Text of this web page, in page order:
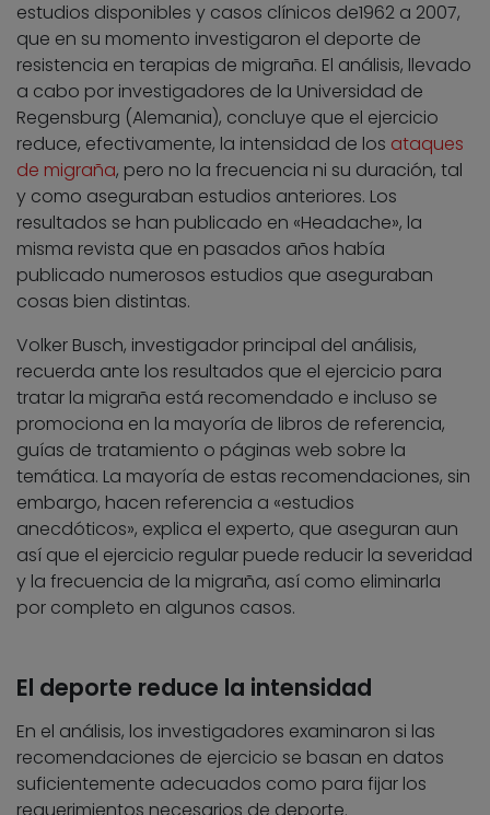
estudios disponibles y casos clínicos de1962 a 2007,
que en su momento investigaron el deporte de
resistencia en terapias de migraña. El análisis, llevado
a cabo por investigadores de la Universidad de
Regensburg (Alemania), concluye que el ejercicio
reduce, efectivamente, la intensidad de los ataques
de migraña, pero no la frecuencia ni su duración, tal
y como aseguraban estudios anteriores. Los
resultados se han publicado en «Headache», la
misma revista que en pasados años había
publicado numerosos estudios que aseguraban
cosas bien distintas.
Volker Busch, investigador principal del análisis,
recuerda ante los resultados que el ejercicio para
tratar la migraña está recomendado e incluso se
promociona en la mayoría de libros de referencia,
guías de tratamiento o páginas web sobre la
temática. La mayoría de estas recomendaciones, sin
embargo, hacen referencia a «estudios
anecdóticos», explica el experto, que aseguran aun
así que el ejercicio regular puede reducir la severidad
y la frecuencia de la migraña, así como eliminarla
por completo en algunos casos.
El deporte reduce la intensidad
En el análisis, los investigadores examinaron si las
recomendaciones de ejercicio se basan en datos
suficientemente adecuados como para fijar los